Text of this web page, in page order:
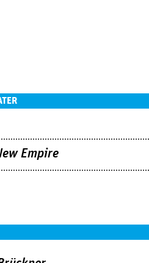
Empire